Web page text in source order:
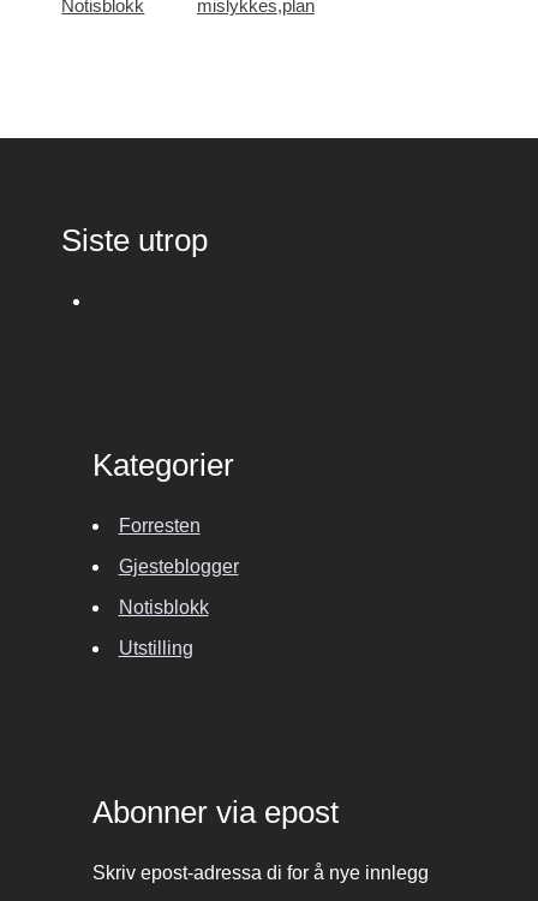
Notisblokk
mislykkes,plan
Siste utrop
Kategorier
Forresten
Gjesteblogger
Notisblokk
Utstilling
Abonner via epost
Skriv epost-adressa di for å nye innlegg